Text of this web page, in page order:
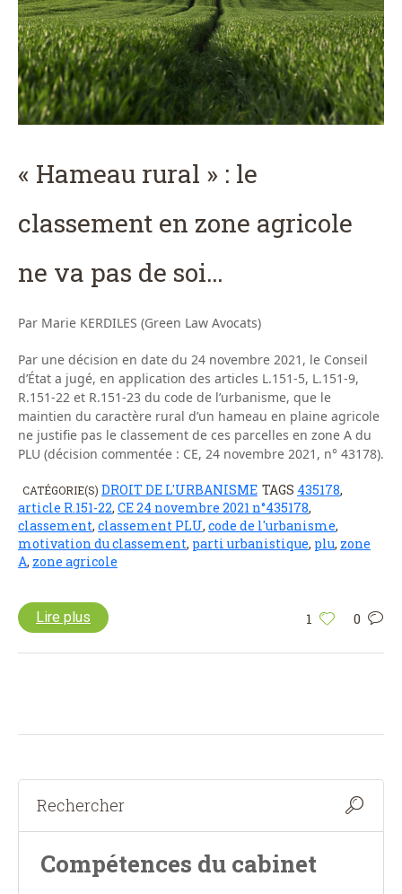
« Hameau rural » : le
classement en zone agricole
ne va pas de soi…
Par Marie KERDILES (Green Law Avocats)
Par une décision en date du 24 novembre 2021, le Conseil
d’État a jugé, en application des articles L.151-5, L.151-9,
R.151-22 et R.151-23 du code de l’urbanisme, que le
maintien du caractère rural d’un hameau en plaine agricole
ne justifie pas le classement de ces parcelles en zone A du
PLU (décision commentée : CE, 24 novembre 2021, n° 43178).
CATÉGORIE(S) DROIT DE L'URBANISME TAGS 435178,
article R.151-22, CE 24 novembre 2021 n°435178,
classement, classement PLU, code de l'urbanisme,
motivation du classement, parti urbanistique, plu, zone
A, zone agricole
1 0
Lire plus
Compétences du cabinet